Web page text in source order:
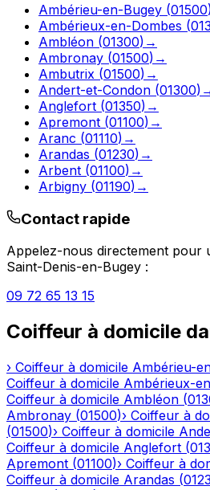
Ambérieu-en-Bugey (01500
Ambérieux-en-Dombes (
Ambléon (01300) →
Ambronay (01500) →
Ambutrix (01500) →
Andert-et-Condon (01300)
Anglefort (01350) →
Apremont (01100) →
Aranc (01110) →
Arandas (01230) →
Arbent (01100) →
Arbigny (01190) →
Contact rapide
Appelez-nous directement pour
Saint-Denis-en-Bugey :
09 72 65 13 15
Coiffeur à domicile
› Coiffeur à domicile Ambérieu-
Coiffeur à domicile Ambérieux-
Coiffeur à domicile Ambléon (
Ambronay (01500)› Coiffeur à
(01500)› Coiffeur à domicile
Coiffeur à domicile Anglefort (
Apremont (01100)› Coiffeur à
Coiffeur à domicile Arandas (